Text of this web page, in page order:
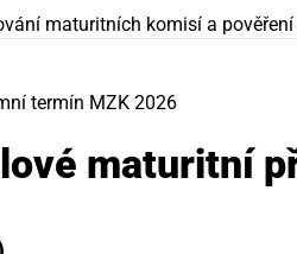
maturitních komisí a
termín MZK 2026
maturitní